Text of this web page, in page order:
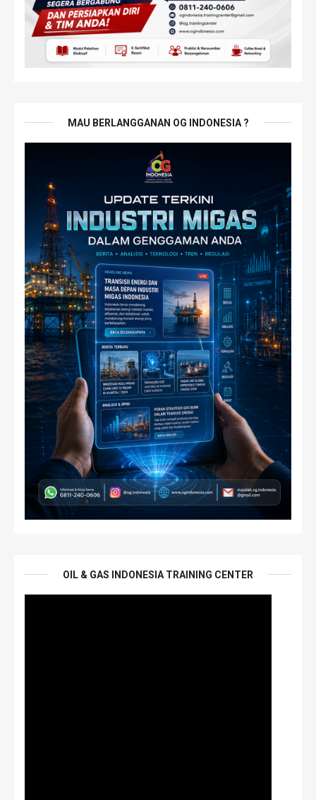
MAU BERLANGGANAN OG INDONESIA ?
OIL & GAS INDONESIA TRAINING CENTER